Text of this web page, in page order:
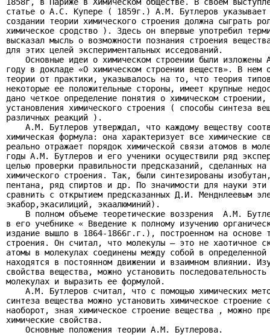
статье о А.С. Купере ( 1859г.) А.М. Бутлеров
создании теории химического строения должна сыграть
химическое сродство ). Здесь он впервые употребил
высказал мысль о возможности познания строения
для этих целей экспериментальных исседований.
Основные идеи о химическом строении были изложены
году в докладе «О химическом строении веществ». В нем
теории от практики, указывалось на то, что теория
некоторые ее положительные стороны, имеет крупные
дано четкое определение понятия о химическом строении,
установления химического строения ( способы синтеза
различных реакций ).
А.М. Бутлеров утверждал, что каждому веществу
химическая формула: она характеризует все химические
реально отражает порядок химической связи атомов в
годы А.М. Бутлеров и его ученики осуществили ряд
целью проверки правильности предсказаний, сделанных
химического строения. Так, были синтезированы
пентана, ряд спиртов и др. По значимости для науки эти
сравнить с открытием предсказанных Д.И. Менднлеевым
экабор,экасилиций, экаалюминий).
В полном объеме теоретические воззрения  А.М.
в его учебнике « Введение к полному изучению
издание вышло в 1864-1866г.г.), построенном на основе
строения. Он считал, что молекулы – это не хаотичное
атомы в молекулах соединены между собой в определенной
находятся в постоянном движении и взаимном влиянии.
свойства вещества, можно установить
молекулах и выразить ее формулой.
А.М. Бутлеров считал, что с помощью химических
синтеза вещества можно установить химическое строение
наоборот, зная химическое строение вещества , можно
химические свойства.
    Основные положения теории А.М. Бутлерова.